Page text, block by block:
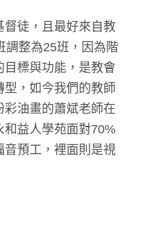
督徒，且最好來自教
調整為25班，因為階
標與功能，是教會
，如今我們的教師
油畫的蕭斌老師在
益人學苑面對70%
預工，裡面則是視